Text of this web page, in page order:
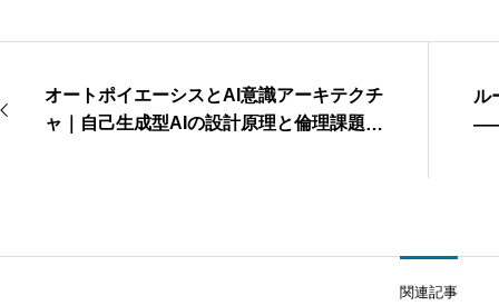
オートポイエーシスとAI意識アーキテクチ
ャ｜自己生成型AIの設計原理と倫理課題を
ル
——
関連記事